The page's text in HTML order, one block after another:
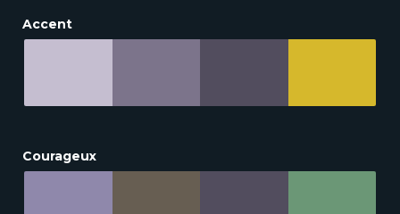
Accent
Courageux